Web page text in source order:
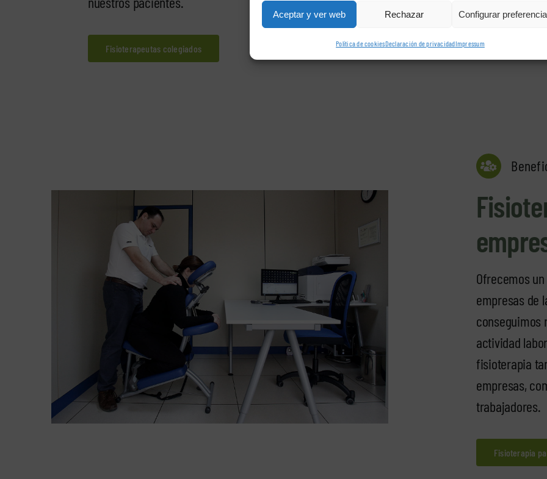
Aceptar y ver web Rechazar Configurar
Política de cookiesDeclaración de privacidadImpressum
Fisioterapeutas colegiados
Ofrecemos
empresas de
conseguimos
actividad
fisioterapia
empresas,
trabajadores.
Fisioterapia